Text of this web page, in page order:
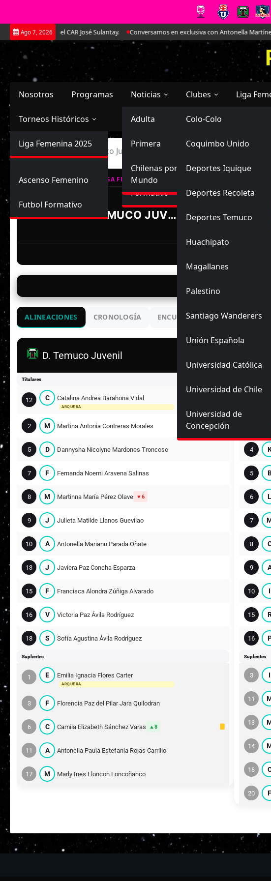
Saltar
al
contenido
Ago 7, 2026
amistoso en el CAR José Sulantay. Conversamos en exclusiva con Antonella Martínez:
Nosotros Programas Noticias
Selección Chilena
Adulta
Sub-20
Sub-17
Futbol Nacional
Primera
Ascenso
Formativo
Futbol Internacional
Chilenas por el
Mundo
Clubes
Primera
Colo-Colo
Coquimbo Unido
Deportes Iquique
Deportes Recoleta
Deportes Temuco
Huachipato
Magallanes
Palestino
Santiago Wanderers
Unión Española
Universidad Católica
Universidad de Chile
Universidad de
Concepción
Ascenso
Liga
Torneos Históricos
Primera División
Femenina
Liga Femenina 2025
Ascenso Femenino
Futbol Formativo
Inicio Deportes Temuco Juvenil vs Rangers Juvenil
LIGA FEMENINA, CAMPEONATO FORMATIVO
D. TEMUCO JUVENIL 0
07/06/2026
ALINEACIONES CRONOLOGÍA ENCUENTROS ANTERIORES
D. Temuco Juvenil
Titulares
12 C Catalina Andrea Barahona Vidal
ARQUERA
2 M Martina Antonia Contreras Morales
5 D Dannysha Nicolyne Mardones Troncoso
7 F Fernanda Noemi Aravena Salinas
8 M Martinna María Pérez Olave 6
9 J Julieta Matilde Llanos Guevilao
10 A Antonella Mariann Parada Oñate
13 J Javiera Paz Concha Esparza
15 F Francisca Alondra Zúñiga Alvarado
16 V Victoria Paz Ávila Rodríguez
18 S Sofía Agustina Ávila Rodríguez
Suplentes
1 E Emilia Ignacia Flores Carter
ARQUERA
3 F Florencia Paz del Pilar Jara Quilodran
6 C Camila Elizabeth Sánchez Varas 8
11 A Antonella Paula Estefania Rojas Carrillo
17 M Marly Ines Lloncon Loncoñanco
4
5
6 L
7
8
9
10 I
15
16
Suplentes
3 I
11
13
14
18
20 F